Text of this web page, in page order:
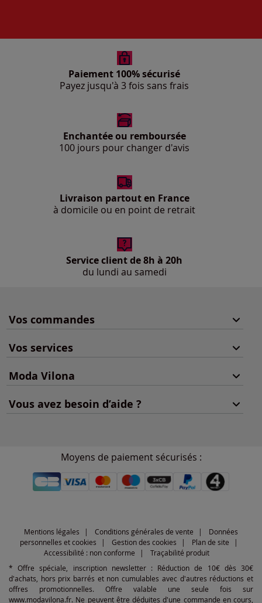
Paiement 100% sécurisé
Payez jusqu'à 3 fois sans frais
Enchantée ou remboursée
100 jours pour changer d'avis
Livraison partout en France
à domicile ou en point de retrait
Service client de 8h à 20h
du lundi au samedi
Vos commandes
Vos services
Moda Vilona
Vous avez besoin d’aide ?
Moyens de paiement sécurisés :
Mentions légales Conditions générales de vente
Données
personnelles et cookies
Gestion des cookies
Plan de site
Accessibilité : non conforme
Traçabilité produit
* Offre spéciale, inscription newsletter : Réduction de 10€ dès 30€
d'achats, hors prix barrés et non cumulables avec d'autres réductions et
offres promotionnelles. Offre valable une seule fois sur
www.modavilona.fr. Ne peuvent être déduites d'une commande en cours,